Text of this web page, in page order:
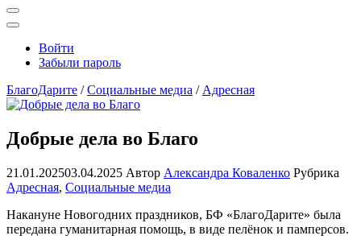
Открыть
поиск
Профиль
Войти
Забыли пароль
БлагоДарите /Социальные медиа / Адресная
Добрые дела во Благо
21.01.202503.04.2025 Автор Александра Коваленко Рубрика
Адресная, Социальные медиа
Накануне Новогодних праздников, БФ «БлагоДарите» была
передана гуманитарная помощь, в виде пелёнок и памперсов.